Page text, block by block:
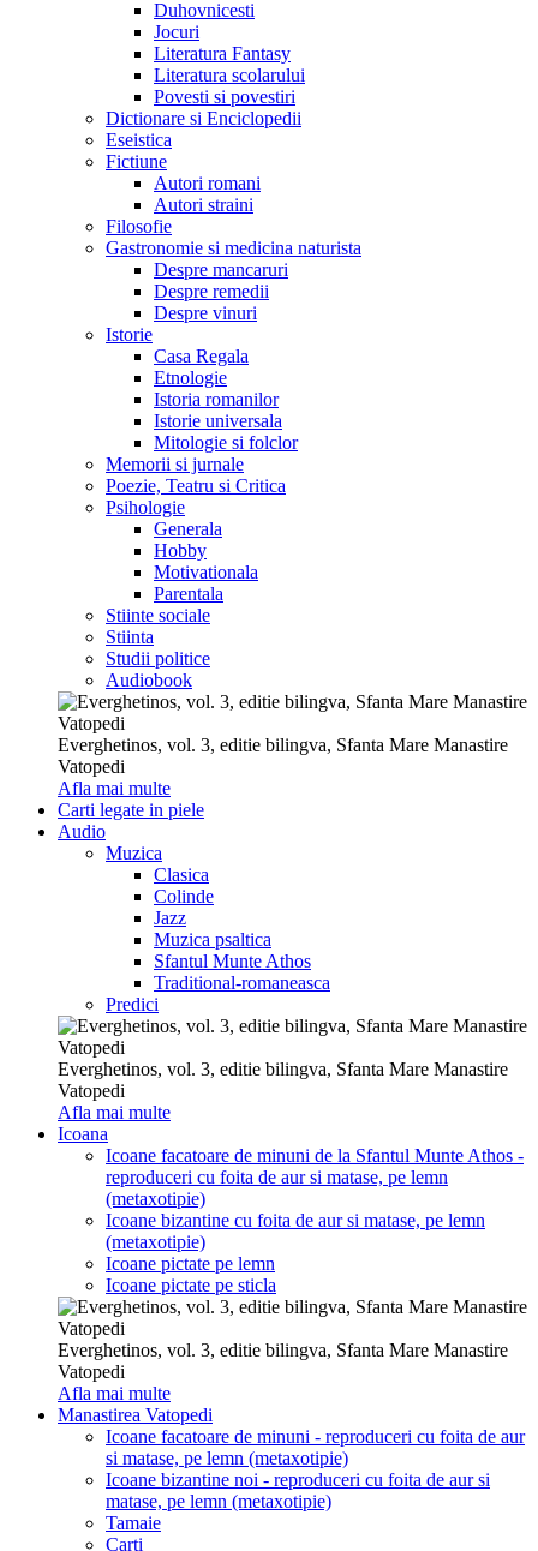
Duhovnicesti
Jocuri
Literatura Fantasy
Literatura scolarului
Povesti si povestiri
Dictionare si Enciclopedii
Eseistica
Fictiune
Autori romani
Autori straini
Filosofie
Gastronomie si medicina naturista
Despre mancaruri
Despre remedii
Despre vinuri
Istorie
Casa Regala
Etnologie
Istoria romanilor
Istorie universala
Mitologie si folclor
Memorii si jurnale
Poezie, Teatru si Critica
Psihologie
Generala
Hobby
Motivationala
Parentala
Stiinte sociale
Stiinta
Studii politice
Audiobook
Everghetinos, vol. 3, editie bilingva, Sfanta Mare Manastire
Vatopedi
Afla mai multe
Carti legate in piele
Audio
Muzica
Clasica
Colinde
Jazz
Muzica psaltica
Sfantul Munte Athos
Traditional-romaneasca
Predici
Everghetinos, vol. 3, editie bilingva, Sfanta Mare Manastire
Vatopedi
Afla mai multe
Icoana
Icoane facatoare de minuni de la Sfantul Munte Athos -
reproduceri cu foita de aur si matase, pe lemn
(metaxotipie)
Icoane bizantine cu foita de aur si matase, pe lemn
(metaxotipie)
Icoane pictate pe lemn
Icoane pictate pe sticla
Everghetinos, vol. 3, editie bilingva, Sfanta Mare Manastire
Vatopedi
Afla mai multe
Manastirea Vatopedi
Icoane facatoare de minuni - reproduceri cu foita de aur
si matase, pe lemn (metaxotipie)
Icoane bizantine noi - reproduceri cu foita de aur si
matase, pe lemn (metaxotipie)
Tamaie
Carti